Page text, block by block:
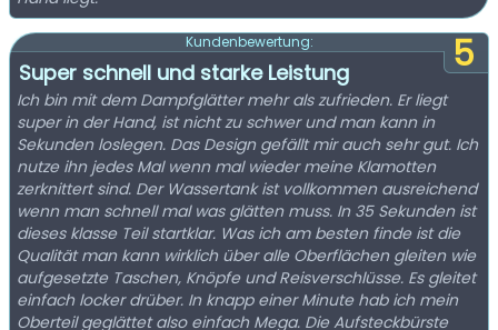
5
Kundenbewertung:
Super schnell und starke Leistung
Ich bin mit dem Dampfglätter mehr als zufrieden. Er liegt
super in der Hand, ist nicht zu schwer und man kann in
Sekunden loslegen. Das Design gefällt mir auch sehr gut. Ich
nutze ihn jedes Mal wenn mal wieder meine Klamotten
zerknittert sind. Der Wassertank ist vollkommen ausreichend
wenn man schnell mal was glätten muss. In 35 Sekunden ist
dieses klasse Teil startklar. Was ich am besten finde ist die
Qualität man kann wirklich über alle Oberflächen gleiten wie
aufgesetzte Taschen, Knöpfe und Reisverschlüsse. Es gleitet
einfach locker drüber. In knapp einer Minute hab ich mein
Oberteil geglättet also einfach Mega. Die Aufsteckbürste